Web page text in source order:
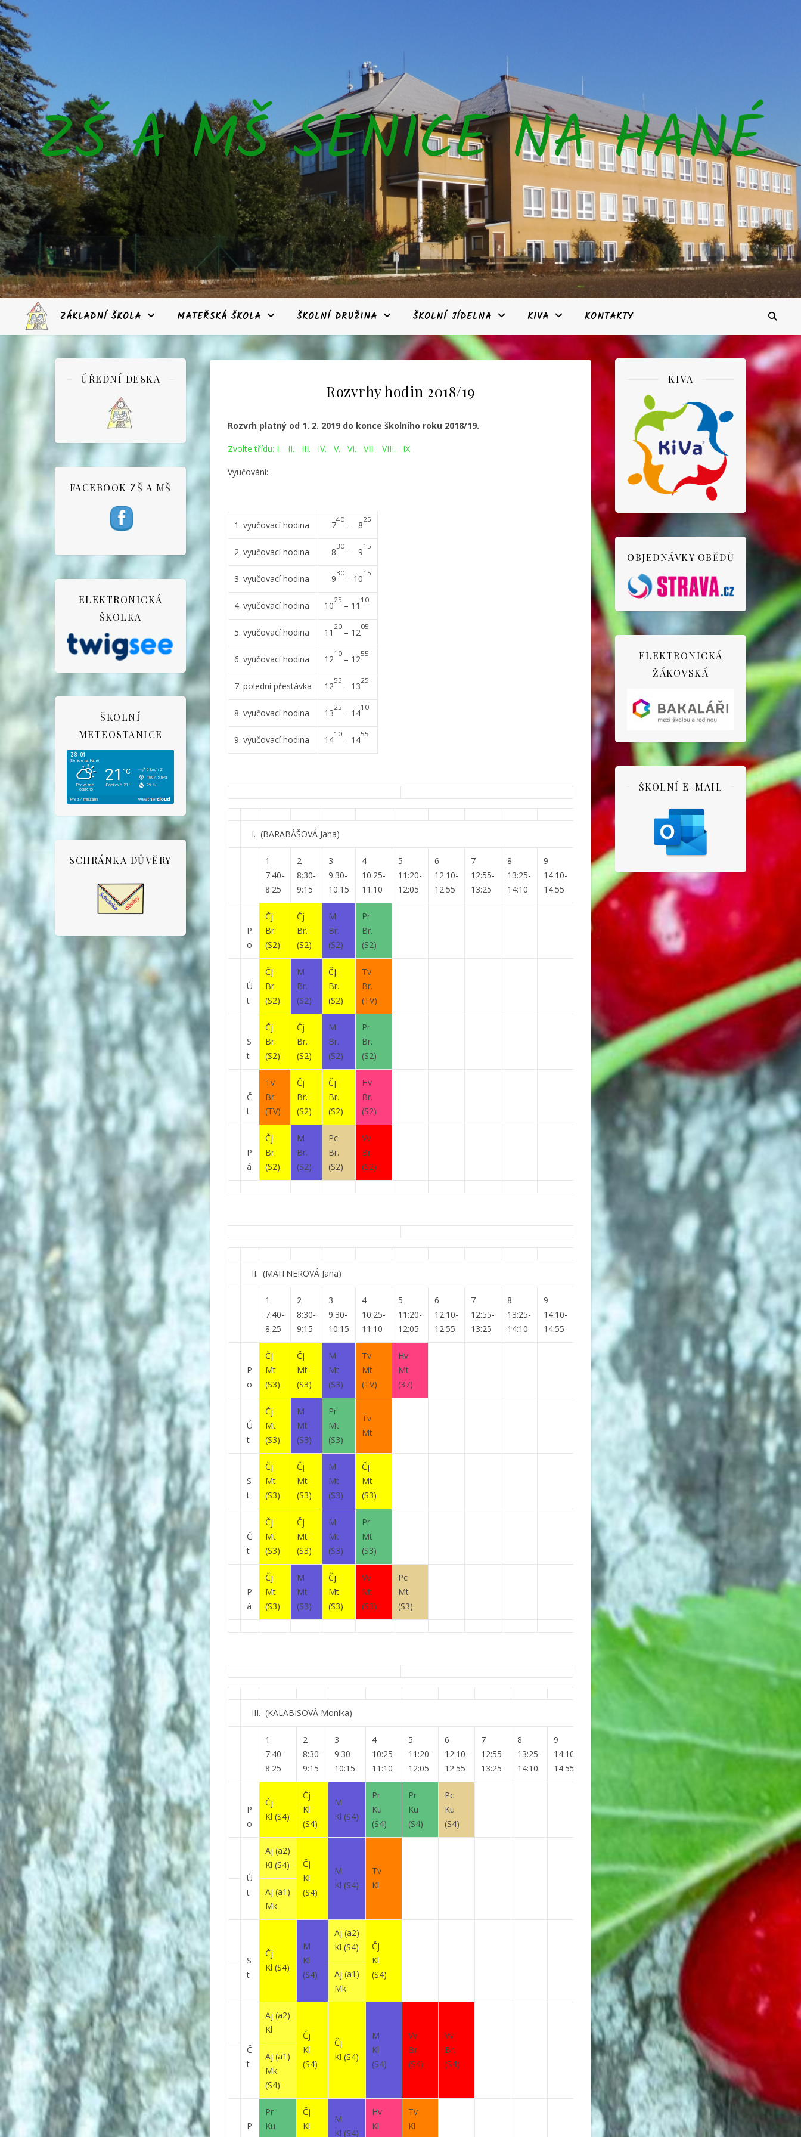
ZŠ A MŠ SENICE NA HANÉ
ZÁKLADNÍ ŠKOLA MATEŘSKÁ ŠKOLA ŠKOLNÍ DRUŽINA ŠKOLNÍ JÍDELNA KIVA KONTAKTY
ÚŘEDNÍ DESKA
FACEBOOK ZŠ A MŠ
ELEKTRONICKÁ
ŠKOLKA
ŠKOLNÍ
METEOSTANICE
SCHRÁNKA DŮVĚRY
Rozvrhy hodin 2018/19
Rozvrh platný od 1. 2. 2019 do konce školního roku 2018/19.
Zvolte třídu: I. II. III. IV. V. VI. VII. VIII. IX.
Vyučování:
1. vyučovací hodina 7
40
– 8
25
2. vyučovací hodina 8
30
– 9
15
3. vyučovací hodina 9
30
– 10
15
4. vyučovací hodina 10
25
– 11
10
5. vyučovací hodina 11
20
– 12
05
6. vyučovací hodina 12
10
– 12
55
7. polední přestávka 12
55
– 13
25
8. vyučovací hodina 13
25
– 14
10
9. vyučovací hodina 14
10
– 14
55
I. (BARABÁŠOVÁ Jana)
1
7:40-
8:25
2
8:30-
9:15
3
9:30-
10:15
4
10:25-
11:10
5
11:20-
12:05
6
12:10-
12:55
7
12:55-
13:25
8
13:25-
14:10
9
14:10-
14:55
P
o
Čj
Br.
(S2)
Čj
Br.
(S2)
M
Br.
(S2)
Pr
Br.
(S2)
Ú
t
Čj
Br.
(S2)
M
Br.
(S2)
Čj
Br.
(S2)
Tv
Br.
(TV)
S
t
Čj
Br.
(S2)
Čj
Br.
(S2)
M
Br.
(S2)
Pr
Br.
(S2)
Č
t
Tv
Br.
(TV)
Čj
Br.
(S2)
Čj
Br.
(S2)
Hv
Br.
(S2)
P
á
Čj
Br.
(S2)
M
Br.
(S2)
Pc
Br.
(S2)
Vv
Br.
(S2)
II. (MAITNEROVÁ Jana)
1
7:40-
8:25
2
8:30-
9:15
3
9:30-
10:15
4
10:25-
11:10
5
11:20-
12:05
6
12:10-
12:55
7
12:55-
13:25
8
13:25-
14:10
9
14:10-
14:55
P
o
Čj
Mt
(S3)
Čj
Mt
(S3)
M
Mt
(S3)
Tv
Mt
(TV)
Hv
Mt
(37)
Ú
t
Čj
Mt
(S3)
M
Mt
(S3)
Pr
Mt
(S3)
Tv
Mt
S
t
Čj
Mt
(S3)
Čj
Mt
(S3)
M
Mt
(S3)
Čj
Mt
(S3)
Č
t
Čj
Mt
(S3)
Čj
Mt
(S3)
M
Mt
(S3)
Pr
Mt
(S3)
P
á
Čj
Mt
(S3)
M
Mt
(S3)
Čj
Mt
(S3)
Vv
Mt
(S3)
Pc
Mt
(S3)
III. (KALABISOVÁ Monika)
1
7:40-
8:25
2
8:30-
9:15
3
9:30-
10:15
4
10:25-
11:10
5
11:20-
12:05
6
12:10-
12:55
7
12:55-
13:25
8
13:25-
14:10
9
14:10-
14:55
P
o
Čj
Kl (S4)
Čj
Kl
(S4)
M
Kl (S4)
Pr
Ku
(S4)
Pr
Ku
(S4)
Pc
Ku
(S4)
Ú
t
Aj (a2)
Kl (S4)
Čj
Kl
(S4)
M
Kl (S4)
Tv
Kl
Aj (a1)
Mk
S
t
Čj
Kl (S4)
M
Kl
(S4)
Aj (a2)
Kl (S4)
Čj
Kl
(S4)
Aj (a1)
Mk
Č
t
Aj (a2)
Kl
Čj
Kl
(S4)
Čj
Kl (S4)
M
Kl
(S4)
Vv
Br.
(S4)
Vv
Br.
(S4)
Aj (a1)
Mk
(S4)
P
Pr
Ku
Čj
Kl
M
Kl (S4)
Hv
Kl
Tv
Kl
KIVA
OBJEDNÁVKY OBĚDŮ
ELEKTRONICKÁ
ŽÁKOVSKÁ
ŠKOLNÍ E-MAIL